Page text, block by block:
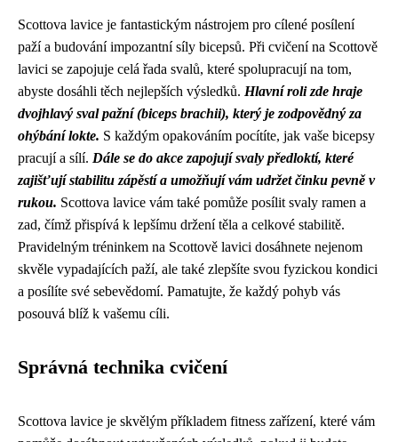
Scottova lavice je fantastickým nástrojem pro cílené posílení
paží a budování impozantní síly bicepsů. Při cvičení na Scottově
lavici se zapojuje celá řada svalů, které spolupracují na tom,
abyste dosáhli těch nejlepších výsledků. Hlavní roli zde hraje
dvojhlavý sval pažní (biceps brachii), který je zodpovědný za
ohýbání lokte. S každým opakováním pocítíte, jak vaše bicepsy
pracují a sílí. Dále se do akce zapojují svaly předloktí, které
zajišťují stabilitu zápěstí a umožňují vám udržet činku pevně v
rukou. Scottova lavice vám také pomůže posílit svaly ramen a
zad, čímž přispívá k lepšímu držení těla a celkové stabilitě.
Pravidelným tréninkem na Scottově lavici dosáhnete nejenom
skvěle vypadajících paží, ale také zlepšíte svou fyzickou kondici
a posílíte své sebevědomí. Pamatujte, že každý pohyb vás
posouvá blíž k vašemu cíli.
Správná technika cvičení
Scottova lavice je skvělým příkladem fitness zařízení, které vám